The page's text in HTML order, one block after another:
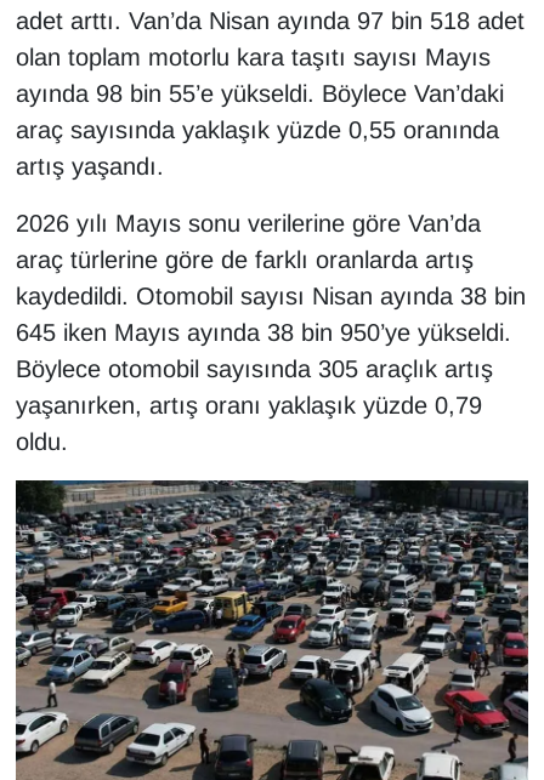
adet arttı. Van’da Nisan ayında 97 bin 518 adet
olan toplam motorlu kara taşıtı sayısı Mayıs
ayında 98 bin 55’e yükseldi. Böylece Van’daki
araç sayısında yaklaşık yüzde 0,55 oranında
artış yaşandı.
2026 yılı Mayıs sonu verilerine göre Van’da
araç türlerine göre de farklı oranlarda artış
kaydedildi. Otomobil sayısı Nisan ayında 38 bin
645 iken Mayıs ayında 38 bin 950’ye yükseldi.
Böylece otomobil sayısında 305 araçlık artış
yaşanırken, artış oranı yaklaşık yüzde 0,79
oldu.
Turizm
VAN'DA SPOR
Vasıta
YAŞAM
YEREL